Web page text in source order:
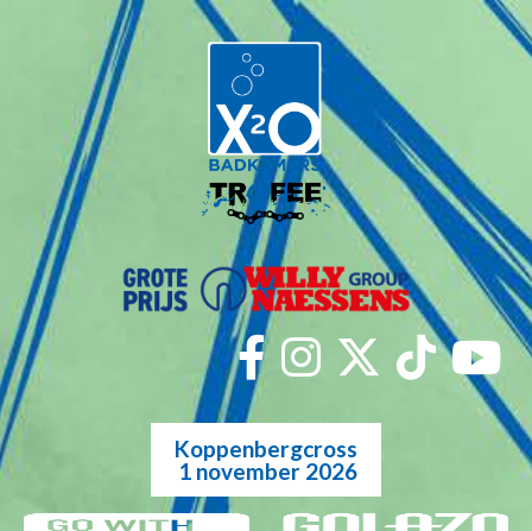
Koppenbergcross
1 november 2026